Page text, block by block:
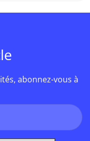
abonnez-vous à